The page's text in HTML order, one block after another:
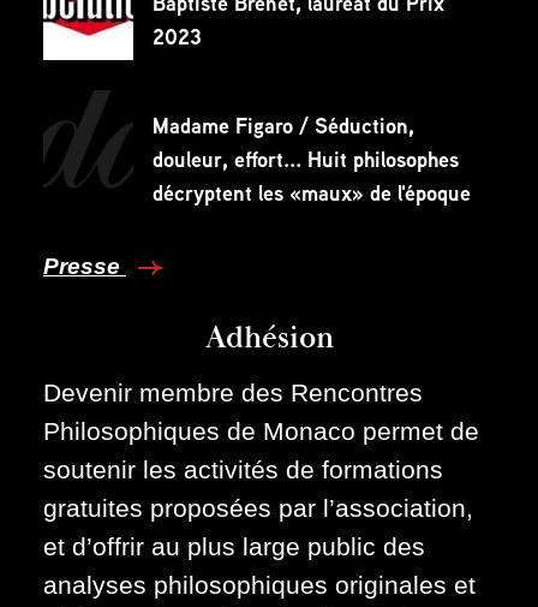
2023
Madame Figaro / Séduction,
douleur, effort... Huit philosophes
décryptent les «maux» de l'époque
Presse
Adhésion
Devenir membre des Rencontres
Philosophiques de Monaco permet de
soutenir les activités de formations
gratuites proposées par l’association,
et d’offrir au plus large public des
analyses philosophiques originales et